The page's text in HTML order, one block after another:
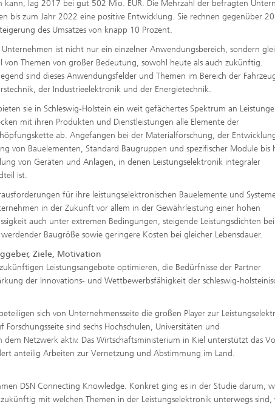
kann, lag 2017 bei gut 502 Mio. EUR. Die Mehrzahl der befragten
bis zum Jahr 2022 eine positive Entwicklung. Sie rechnen gegenüber
des Umsatzes von knapp 10 Prozent.
Unternehmen ist nicht nur ein einzelner Anwendungsbereich, sondern
von Themen von großer Bedeutung, sowohl heute als auch zukünftig.
sind dieses Anwendungsfelder und Themen im Bereich der
der Industrieelektronik und der Energietechnik.
sie in Schleswig-Holstein ein weit gefächertes Spektrum an
mit ihren Produkten und Dienstleistungen alle Elemente der
ab. Angefangen bei der Materialforschung, der
von Bauelementen, Standard Baugruppen und spezifischer Module bis
von Geräten und Anlagen, in denen Leistungselektronik integraler
ist.
für ihre leistungselektronischen Bauelemente und
in der Zukunft vor allem in der Gewährleistung einer hohen
auch unter extremen Bedingungen, steigende Leistungsdichten
Baugröße sowie geringere Kosten bei gleicher Lebensdauer.
Ziele, Motivation
Leistungsangebote optimieren, die Bedürfnisse der Partner
der Innovations- und Wettbewerbsfähigkeit der schleswig-
sich von Unternehmensseite die großen Player zur
sind sechs Hochschulen, Universitäten und
Netzwerk aktiv. Das Wirtschaftsministerium in Kiel unterstützt das
anteilig Arbeiten zur Vernetzung und Abstimmung im Land.
DSN Connecting Knowledge. Konkret ging es in der Studie darum,
mit welchen Themen in der Leistungselektronik unterwegs sind,